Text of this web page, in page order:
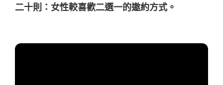
二十則：女性較喜歡二選一的邀約方式。